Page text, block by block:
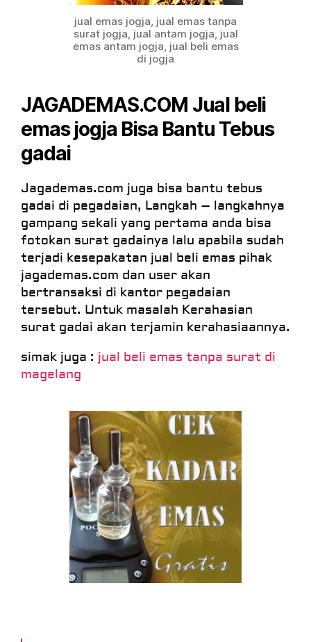
jual emas jogja, jual emas tanpa
surat jogja, jual antam jogja, jual
emas antam jogja, jual beli emas
di jogja
JAGADEMAS.COM Jual beli
emas jogja Bisa Bantu Tebus
gadai
Jagademas.com juga bisa bantu tebus
gadai di pegadaian, Langkah – langkahnya
gampang sekali yang pertama anda bisa
fotokan surat gadainya lalu apabila sudah
terjadi kesepakatan jual beli emas pihak
jagademas.com dan user akan
bertransaksi di kantor pegadaian
tersebut. Untuk masalah Kerahasian
surat gadai akan terjamin kerahasiaannya.
simak juga : jual beli emas tanpa surat di
magelang